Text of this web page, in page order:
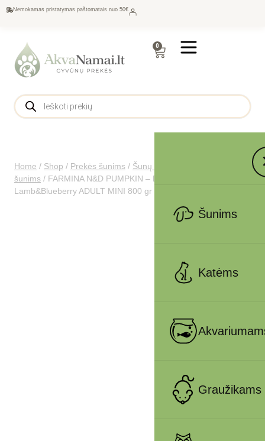
Nemokamas pristatymas paštomatais nuo 50€
0
Šunims
Katėms
Graužikams
Home / Shop / Prekės šunims / Šunų maistas
šunims / FARMINA N&D PUMPKIN – DOG Dry
Lamb&Blueberry ADULT MINI 800 gr